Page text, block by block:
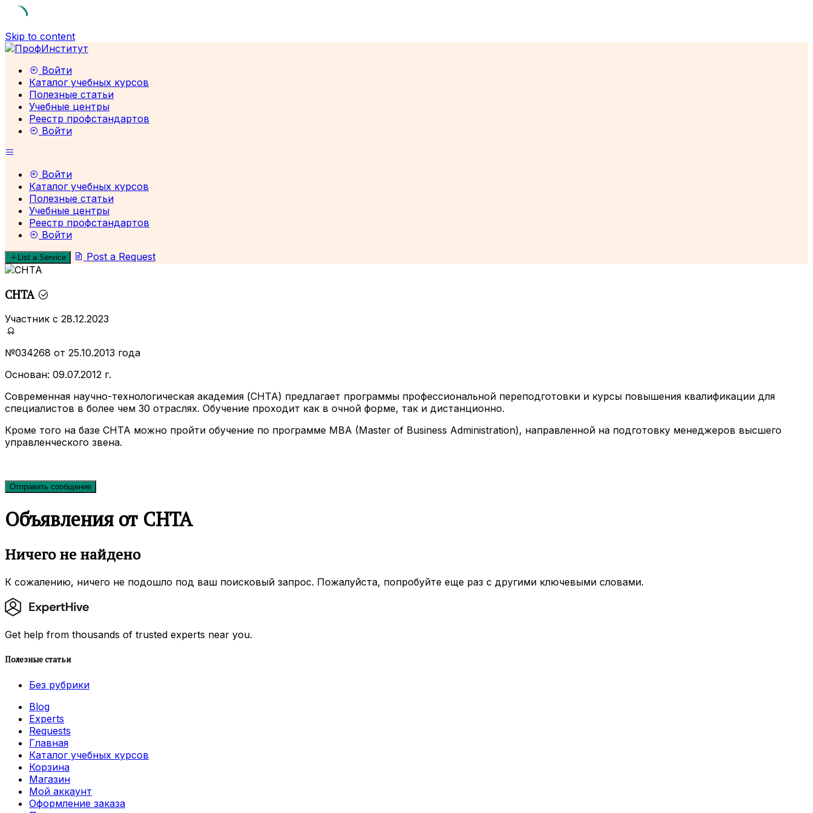
Skip to content
Войти
Каталог учебных курсов
Полезные статьи
Учебные центры
Реестр профстандартов
Войти
Войти
Каталог учебных курсов
Полезные статьи
Учебные центры
Реестр профстандартов
Войти
List a Service Post a Request
СНТА
Участник с 28.12.2023
№034268 от 25.10.2013 года
Основан: 09.07.2012 г.
Современная научно-технологическая академия (СНТА) предлагает программы профессиональной переподготовки и курсы повышения квалификации для
специалистов в более чем 30 отраслях. Обучение проходит как в очной форме, так и дистанционно.
Кроме того на базе СНТА можно пройти обучение по программе MBA (Master of Business Administration), направленной на подготовку менеджеров высшего
управленческого звена.
Отправить сообщение
Объявления от СНТА
Ничего не найдено
К сожалению, ничего не подошло под ваш поисковый запрос. Пожалуйста, попробуйте еще раз с другими ключевыми словами.
Get help from thousands of trusted experts near you.
Полезные статьи
Без рубрики
Blog
Experts
Requests
Главная
Каталог учебных курсов
Корзина
Магазин
Мой аккаунт
Оформление заказа